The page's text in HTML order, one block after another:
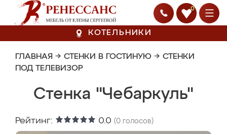
0
КОТЕЛЬНИКИ
ГЛАВНАЯ → СТЕНКИ В ГОСТИНУЮ → СТЕНКИ
ПОД ТЕЛЕВИЗОР
Стенка "Чебаркуль"
Рейтинг: 0.0 (0 голосов)